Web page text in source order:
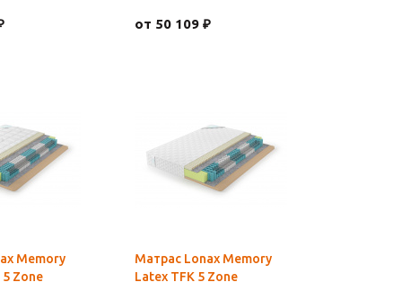
от 50 109 ₽
Memory
5 Zone
Матрас Lonax Memory
Latex TFK 5 Zone